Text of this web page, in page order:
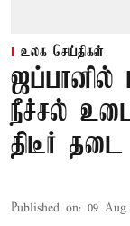
உலக செய்திகள்
ஜப்பானில்
நீச்சல்
திடீர்
Published on: 09 Aug